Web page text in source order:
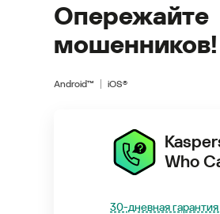
Опережайте
мошенников!
Android™ iOS®
Who
30-дневная гарантия